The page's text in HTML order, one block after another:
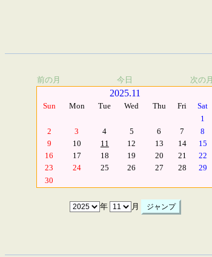
前の月 今日 次の月
2025.11
Sun Mon Tue Wed Thu Fri
Sat
1
2
3 4 5 6 7
8
9
10 11 12 13 14
15
16
17 18 19 20 21
22
23
24 25 26 27 28
29
30
年 月